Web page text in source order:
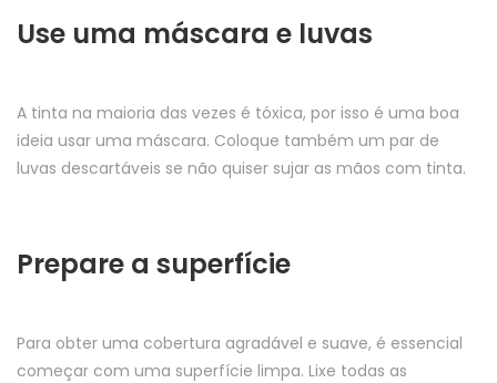
Use uma máscara e luvas
A tinta na maioria das vezes é tóxica, por isso é uma boa
ideia usar uma máscara. Coloque também um par de
luvas descartáveis se não quiser sujar as mãos com tinta.
Prepare a superfície
Para obter uma cobertura agradável e suave, é essencial
começar com uma superfície limpa. Lixe todas as